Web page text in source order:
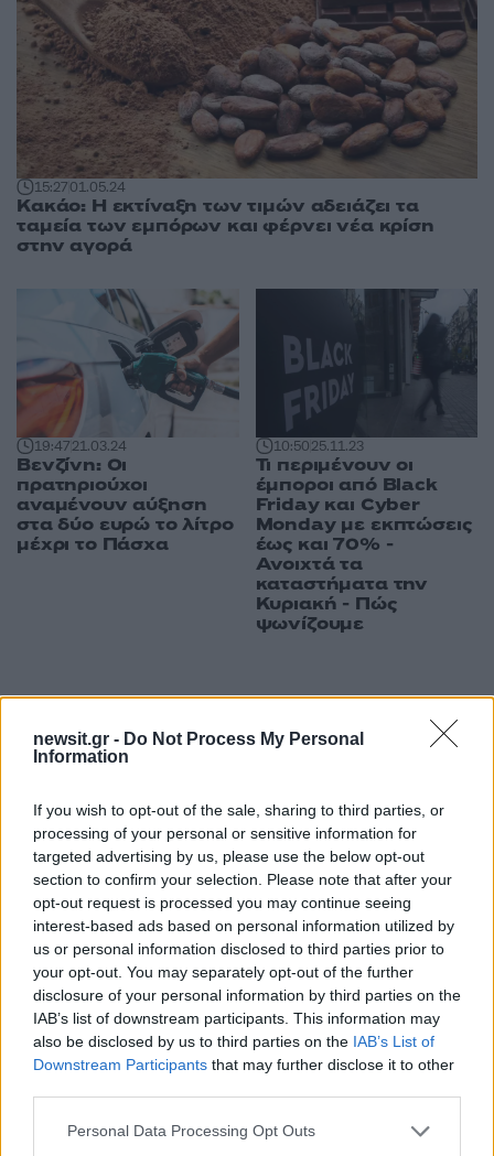
newsit.gr - Do Not Process My Personal
Information
If you wish to opt-out of the sale, sharing to third parties, or
processing of your personal or sensitive information for
targeted advertising by us, please use the below opt-out
section to confirm your selection. Please note that after your
opt-out request is processed you may continue seeing
interest-based ads based on personal information utilized by
us or personal information disclosed to third parties prior to
your opt-out. You may separately opt-out of the further
disclosure of your personal information by third parties on the
IAB’s list of downstream participants. This information may
also be disclosed by us to third parties on the IAB’s List of
Downstream Participants that may further disclose it to other
Please note that this website/app uses one or more Google
Personal Data Processing Opt Outs
15:2701.05.24
Κακάο: Η εκτίναξη των τιμών αδειάζει τα
ταμεία των εμπόρων και φέρνει νέα κρίση
στην αγορά
19:4721.03.24
Βενζίνη: Οι
πρατηριούχοι
αναμένουν αύξηση
στα δύο ευρώ το λίτρο
μέχρι το Πάσχα
10:5025.11.23
Τι περιμένουν οι
έμποροι από Black
Friday και Cyber
Monday με εκπτώσεις
έως και 70% -
Ανοιχτά τα
καταστήματα την
Κυριακή - Πώς
ψωνίζουμε